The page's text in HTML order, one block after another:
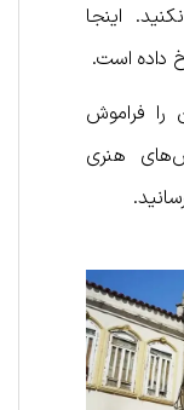
اینجا
داده است.
را فراموش
هنری